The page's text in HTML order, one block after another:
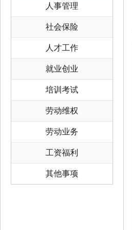
人事管理
社会保险
人才工作
就业创业
培训考试
劳动维权
劳动业务
工资福利
其他事项